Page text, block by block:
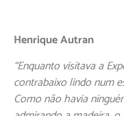
Henrique Autran
“Enquanto visitava a
contrabaixo lindo num
Como não havia